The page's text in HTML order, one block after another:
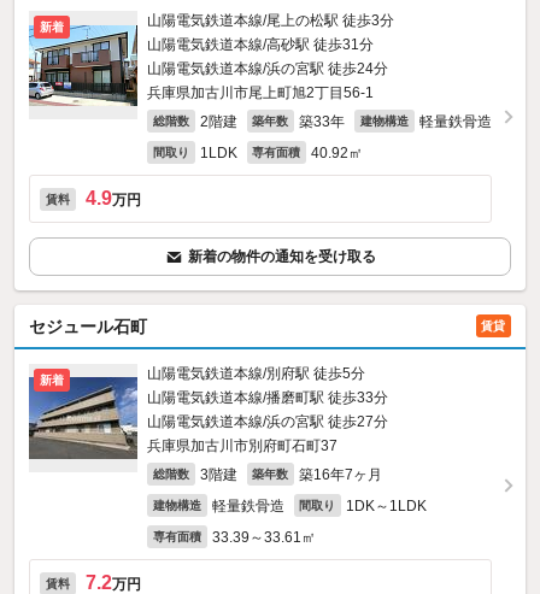
新着
山陽電気鉄道本線/尾上の松駅 徒歩3分
山陽電気鉄道本線/高砂駅 徒歩31分
山陽電気鉄道本線/浜の宮駅 徒歩24分
兵庫県加古川市尾上町旭2丁目56‐1
総階数 2階建 築年数 築33年 建物構造 軽量鉄骨造
間取り 1LDK 専有面積 40.92㎡
賃料 4.9万円
新着の物件の通知を受け取る
セジュール石町 賃貸
新着
山陽電気鉄道本線/別府駅 徒歩5分
山陽電気鉄道本線/播磨町駅 徒歩33分
山陽電気鉄道本線/浜の宮駅 徒歩27分
兵庫県加古川市別府町石町37
総階数 3階建 築年数 築16年7ヶ月
建物構造 軽量鉄骨造 間取り 1DK～1LDK
専有面積 33.39～33.61㎡
賃料 7.2万円